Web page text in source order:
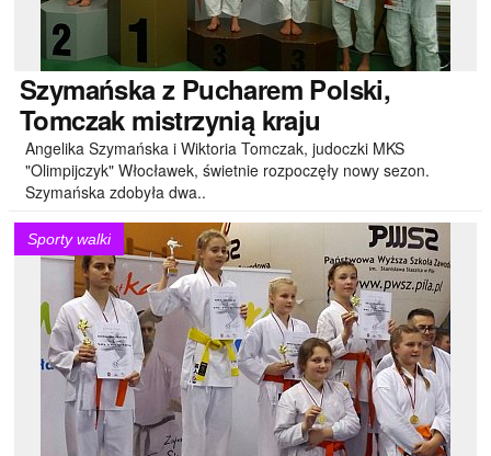
Szymańskaz Pucharem Polski,
Tomczak mistrzynią kraju
Angelika Szymańska i Wiktoria Tomczak, judoczki MKS
"Olimpijczyk" Włocławek, świetnie rozpoczęły nowy sezon.
Szymańska zdobyła dwa..
Sporty walki